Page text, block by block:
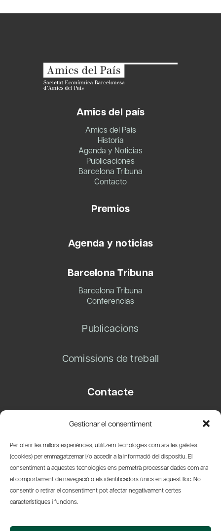
Gestionar el consentiment
Per oferir les millors experiències, utilitzem tecnologies com ara les galetes
(cookies) per emmagatzemar i/o accedir a la informació del dispositiu. El
consentiment a aquestes tecnologies ens permetrà processar dades com ara
el comportament de navegació o els identificadors únics en aquest lloc. No
consentir o retirar el consentiment pot afectar negativament certes
característiques i funcions.
Amics del país
Amics del País
Historia
Agenda y Noticias
Publicaciones
Barcelona Tribuna
Contacto
Premios
Agenda y noticias
Barcelona Tribuna
Barcelona Tribuna
Conferencias
Publicacions
Comissions de treball
Contacte
08003 Barcelona
info@amicsdelpais.com
Suscripció Newsletter
© 2026 Societat Econòmica Barcelonesa d'Amics del País